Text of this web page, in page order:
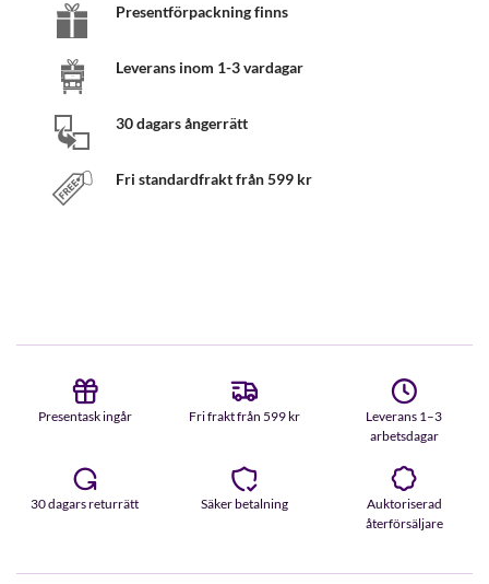
Presentförpackning finns
Leverans inom 1-3 vardagar
30 dagars ångerrätt
Fri standardfrakt från 599 kr
Presentask ingår Fri frakt från 599 kr
Leverans 1–3
arbetsdagar
30 dagars returrätt Säker betalning
Auktoriserad
återförsäljare